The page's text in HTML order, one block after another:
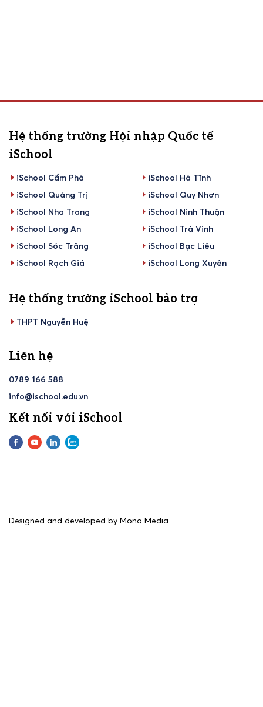
Hệ thống trường Hội nhập Quốc tế
iSchool
iSchool Cẩm Phả
iSchool Hà Tĩnh
iSchool Quảng Trị
iSchool Quy Nhơn
iSchool Nha Trang
iSchool Ninh Thuận
iSchool Long An
iSchool Trà Vinh
iSchool Sóc Trăng
iSchool Bạc Liêu
iSchool Rạch Giá
iSchool Long Xuyên
Hệ thống trường iSchool bảo trợ
THPT Nguyễn Huệ
Liên hệ
0789 166 588
info@ischool.edu.vn
Kết nối với iSchool
Designed and developed by Mona Media